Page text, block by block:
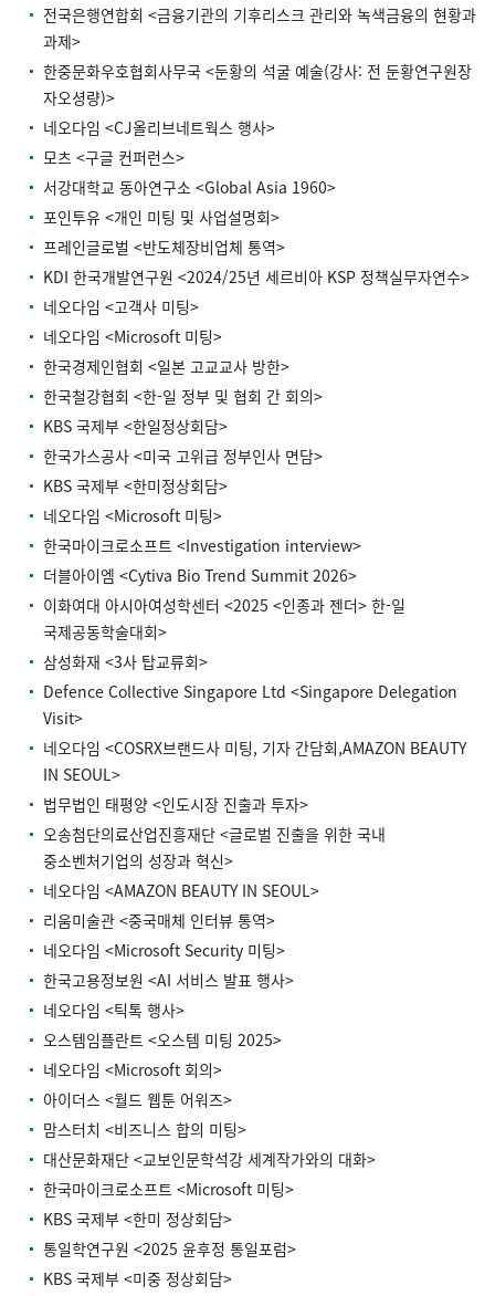
전국은행연합회 <금융기관의 기후리스크 관리와 녹색금융의 현황과
과제>
한중문화우호협회사무국 <둔황의 석굴 예술(강사: 전 둔황연구원장
자오셩량)>
네오다임 <CJ올리브네트웍스 행사>
모츠 <구글 컨퍼런스>
서강대학교 동아연구소 <Global Asia 1960>
포인투유 <개인 미팅 및 사업설명회>
프레인글로벌 <반도체장비업체 통역>
KDI 한국개발연구원 <2024/25년 세르비아 KSP 정책실무자연수>
네오다임 <고객사 미팅>
네오다임 <Microsoft 미팅>
한국경제인협회 <일본 고교교사 방한>
한국철강협회 <한-일 정부 및 협회 간 회의>
KBS 국제부 <한일정상회담>
한국가스공사 <미국 고위급 정부인사 면담>
KBS 국제부 <한미정상회담>
네오다임 <Microsoft 미팅>
한국마이크로소프트 <Investigation interview>
더블아이엠 <Cytiva Bio Trend Summit 2026>
이화여대 아시아여성학센터 <2025 <인종과 젠더> 한-일
국제공동학술대회>
삼성화재 <3사 탑교류회>
Defence Collective Singapore Ltd <Singapore Delegation
Visit>
네오다임 <COSRX브랜드사 미팅, 기자 간담회,AMAZON BEAUTY
IN SEOUL>
법무법인 태평양 <인도시장 진출과 투자>
오송첨단의료산업진흥재단 <글로벌 진출을 위한 국내
중소벤처기업의 성장과 혁신>
네오다임 <AMAZON BEAUTY IN SEOUL>
리움미술관 <중국매체 인터뷰 통역>
네오다임 <Microsoft Security 미팅>
한국고용정보원 <AI 서비스 발표 행사>
네오다임 <틱톡 행사>
오스템임플란트 <오스템 미팅 2025>
네오다임 <Microsoft 회의>
아이더스 <월드 웹툰 어워즈>
맘스터치 <비즈니스 합의 미팅>
대산문화재단 <교보인문학석강 세계작가와의 대화>
한국마이크로소프트 <Microsoft 미팅>
KBS 국제부 <한미 정상회담>
통일학연구원 <2025 윤후정 통일포럼>
KBS 국제부 <미중 정상회담>